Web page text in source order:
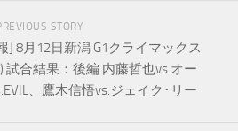
STORY
] 8月12日新潟 G1クライマックス
試合結果：後編 内藤哲也vs.オー
、鷹木信悟vs.ジェイク･リー